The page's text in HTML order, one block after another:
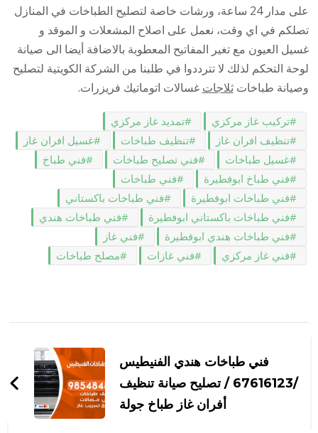
على مدار 24 ساعة، ورشات خاصة لتصليح الطباخات في المنازل
تصلكم في اي وقت، نعمل على اصلاح المشعلات و الموقد و
غسيل العيون مع تغير المفاتيح المعطوبة بالاضافة أيضا الى صيانة
لوحة التحكم لذلك لا تترددوا في طلبنا من الشركة الكويتية لتصليح
وصيانة طباخاتثلاجات غسالات اتوماتيك فريزرات.
تركيب غاز مركزي
تمديد غاز مركزي
تنظيف افران غاز
تنظيف طباخات
غسيل افران غاز
غسيل طباخات
فني تصليح طباخات
فني طباخ
فني طباخ ابوفطيرة
فني طباخات
فني طباخات ابوفطيرة
فني طباخات باكستاني
فني طباخات باكستاني ابوفطيرة
فني طباخات هندي
فني طباخات هندي ابوفطيرة
فني غاز
فني غاز مركزي
فني غازات مصلح طباخات
التدوينات
فني طباخات هندي الفنيطيس
/67616123 / تصليح صيانة تنظيف
أفران غاز طباخ جولة